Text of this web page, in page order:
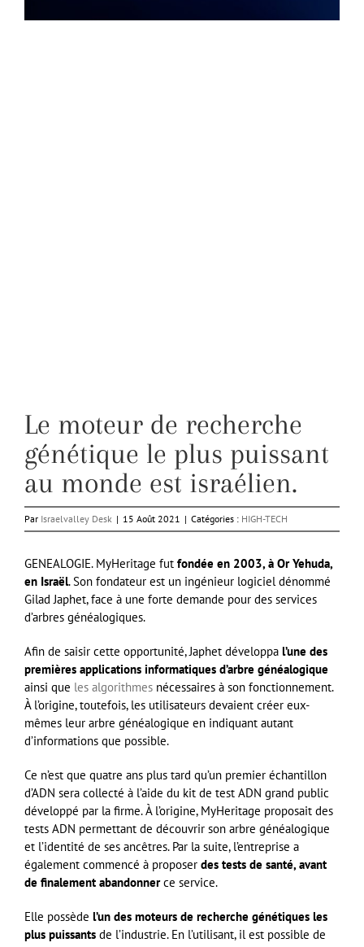
Le moteur de recherche
génétique le plus puissant
au monde est israélien.
Par Israelvalley Desk | 15 Août 2021 | Catégories : HIGH-TECH
GENEALOGIE. MyHeritage fut fondée en 2003, à Or Yehuda,
en Israël. Son fondateur est un ingénieur logiciel dénommé
Gilad Japhet, face à une forte demande pour des services
d’arbres généalogiques.
Afin de saisir cette opportunité, Japhet développa l’une des
premières applications informatiques d’arbre généalogique
ainsi que les algorithmes nécessaires à son fonctionnement.
À l’origine, toutefois, les utilisateurs devaient créer eux-
mêmes leur arbre généalogique en indiquant autant
d’informations que possible.
Ce n’est que quatre ans plus tard qu’un premier échantillon
d’ADN sera collecté à l’aide du kit de test ADN grand public
développé par la firme. À l’origine, MyHeritage proposait des
tests ADN permettant de découvrir son arbre généalogique
et l’identité de ses ancêtres. Par la suite, l’entreprise a
également commencé à proposer des tests de santé, avant
de finalement abandonnerce service.
Elle possède l’un des moteurs de recherche génétiques les
plus puissants de l’industrie. En l’utilisant, il est possible de